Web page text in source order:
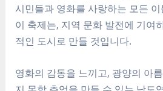
시민들과 영화를 사랑하는 모든
이 축제는, 지역 문화 발전에 기여
적인 도시로 만들 것입니다.
영화의 감동을 느끼고, 광양의 아